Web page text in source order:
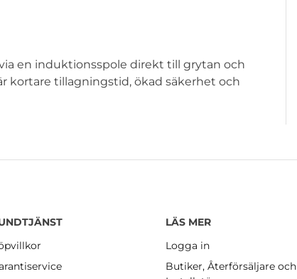
en induktionsspole direkt till grytan och
kortare tillagningstid, ökad säkerhet och
LÄS MER
Logga in
Butiker, Återförsäljare och